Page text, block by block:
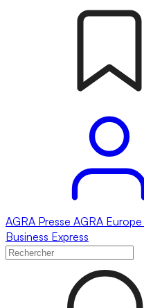
AGRA Presse AGRA Europe
Business Express